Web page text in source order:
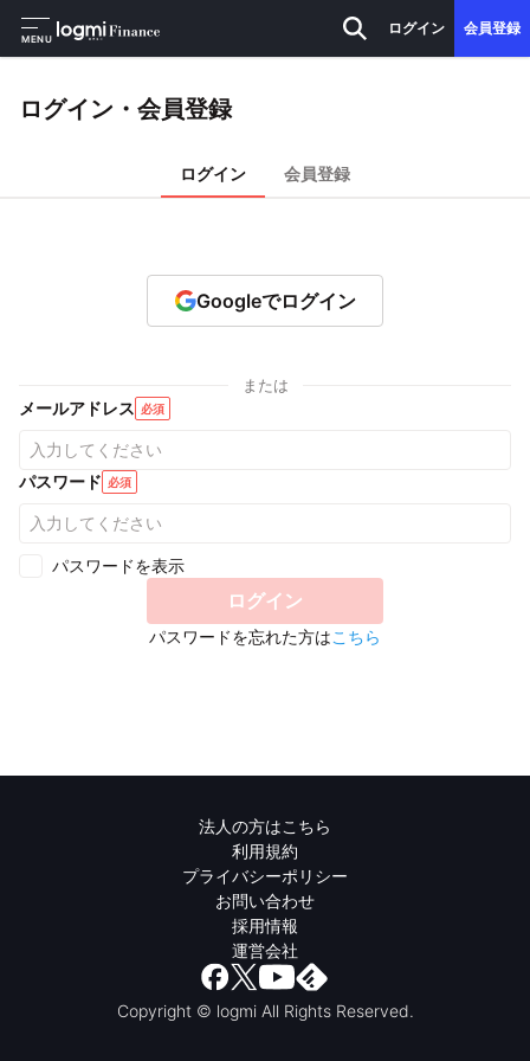
MENU
ログイン 会員登録
ログイン・会員登録
ログイン 会員登録
Googleでログイン
または
メールアドレス 必須
パスワード 必須
パスワードを表示
ログイン
パスワードを忘れた方はこちら
法人の方はこちら
利用規約
プライバシーポリシー
お問い合わせ
採用情報
運営会社
Copyright © logmi All Rights Reserved.